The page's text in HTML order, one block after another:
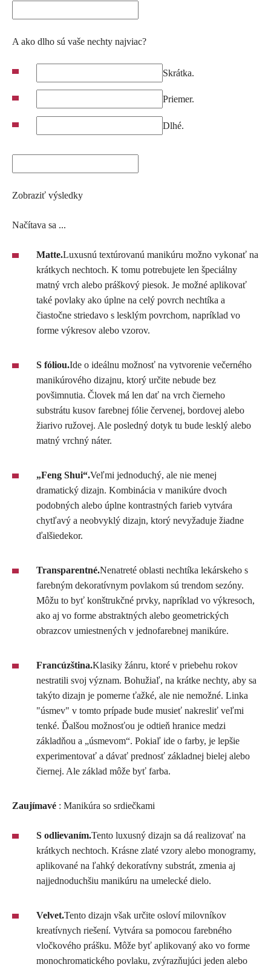
A ako dlho sú vaše nechty najviac?
Skrátka.
Priemer.
Dlhé.
Zobraziť výsledky
Načítava sa ...
Matte.Luxusnú textúrovanú manikúru možno vykonať na
krátkych nechtoch. K tomu potrebujete len špeciálny
matný vrch alebo práškový piesok. Je možné aplikovať
také povlaky ako úplne na celý povrch nechtíka a
čiastočne striedavo s lesklým povrchom, napríklad vo
forme výkresov alebo vzorov.
S fóliou.Ide o ideálnu možnosť na vytvorenie večerného
manikúrového dizajnu, ktorý určite nebude bez
povšimnutia. Človek má len dať na vrch čierneho
substrátu kusov farebnej fólie červenej, bordovej alebo
žiarivo ružovej. Ale posledný dotyk tu bude lesklý alebo
matný vrchný náter.
„Feng Shui“.Veľmi jednoduchý, ale nie menej
dramatický dizajn. Kombinácia v manikúre dvoch
podobných alebo úplne kontrastných farieb vytvára
chytľavý a neobvyklý dizajn, ktorý nevyžaduje žiadne
ďalšiedekor.
Transparentné.Nenatreté oblasti nechtíka lekárskeho s
farebným dekoratívnym povlakom sú trendom sezóny.
Môžu to byť konštrukčné prvky, napríklad vo výkresoch,
ako aj vo forme abstraktných alebo geometrických
obrazcov umiestnených v jednofarebnej manikúre.
Francúzština.Klasiky žánru, ktoré v priebehu rokov
nestratili svoj význam. Bohužiaľ, na krátke nechty, aby sa
takýto dizajn je pomerne ťažké, ale nie nemožné. Linka
"úsmev" v tomto prípade bude musieť nakresliť veľmi
tenké. Ďalšou možnosťou je odtieň hranice medzi
základňou a „úsmevom“. Pokiaľ ide o farby, je lepšie
experimentovať a dávať prednosť základnej bielej alebo
čiernej. Ale základ môže byť farba.
Zaujímavé : Manikúra so srdiečkami
S odlievaním.Tento luxusný dizajn sa dá realizovať na
krátkych nechtoch. Krásne zlaté vzory alebo monogramy,
aplikované na ľahký dekoratívny substrát, zmenia aj
najjednoduchšiu manikúru na umelecké dielo.
Velvet.Tento dizajn však určite osloví milovníkov
kreatívnych riešení. Vytvára sa pomocou farebného
vločkového prášku. Môže byť aplikovaný ako vo forme
monochromatického povlaku, zvýrazňujúci jeden alebo